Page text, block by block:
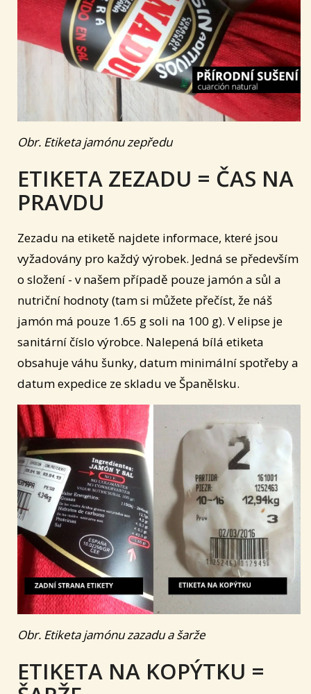
Obr. Etiketa jamónu zepředu
ETIKETA ZEZADU = ČAS NA
PRAVDU
Zezadu na etiketě najdete informace, které jsou
vyžadovány pro každý výrobek. Jedná se především
o složení - v našem případě pouze jamón a sůl a
nutriční hodnoty (tam si můžete přečíst, že náš
jamón má pouze 1.65 g soli na 100 g). V elipse je
sanitární číslo výrobce. Nalepená bílá etiketa
obsahuje váhu šunky, datum minimální spotřeby a
datum expedice ze skladu ve Španělsku.
Obr. Etiketa jamónu zazadu a šarže
ETIKETA NA KOPÝTKU =